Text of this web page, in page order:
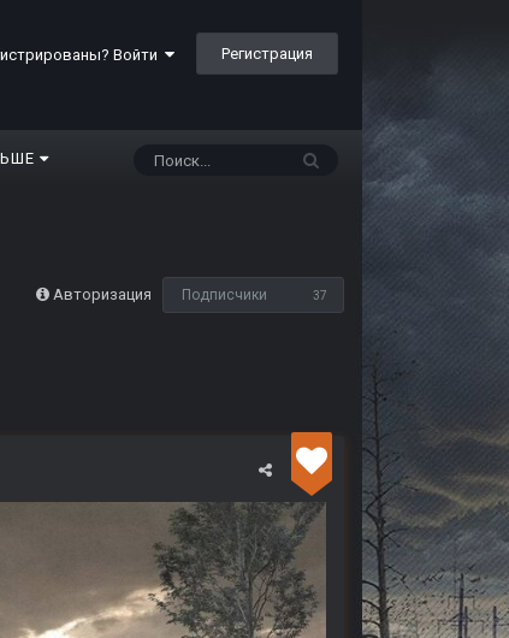
Войти Регистрация
Авторизация Подписчики 37